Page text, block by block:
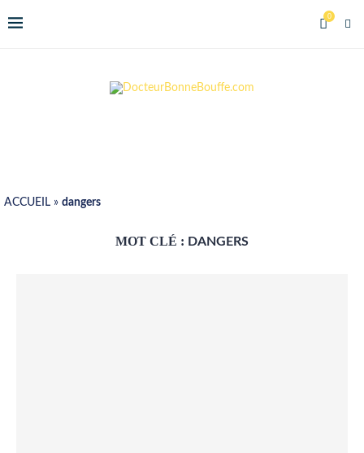
0
ACCUEIL » dangers
MOT CLÉ : DANGERS